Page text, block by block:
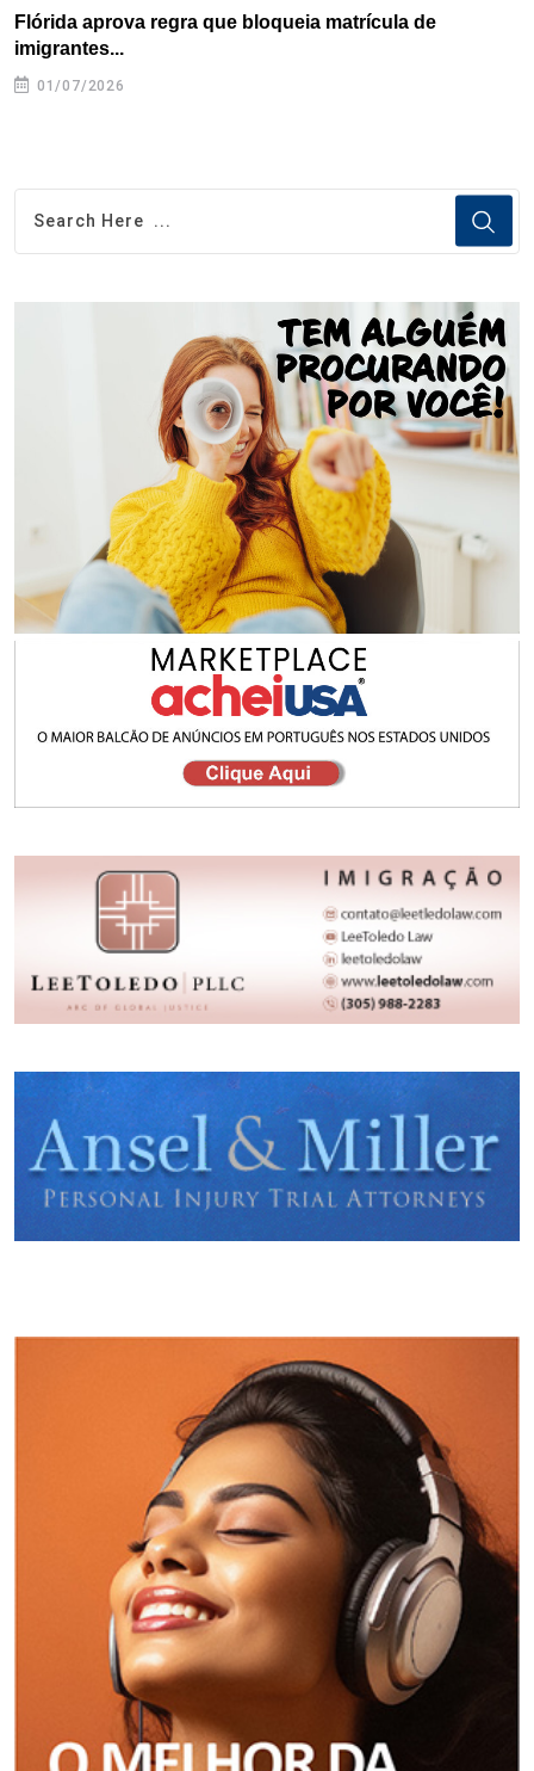
Flórida aprova regra que bloqueia matrícula de
imigrantes...
01/07/2026